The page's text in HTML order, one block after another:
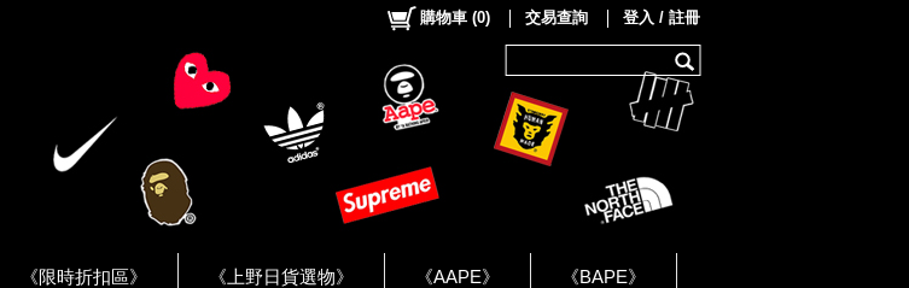
《限時折扣區》 《上野日貨選物》 《AAPE》 《BAPE》
購物車 (0) 交易查詢 登入 / 註冊